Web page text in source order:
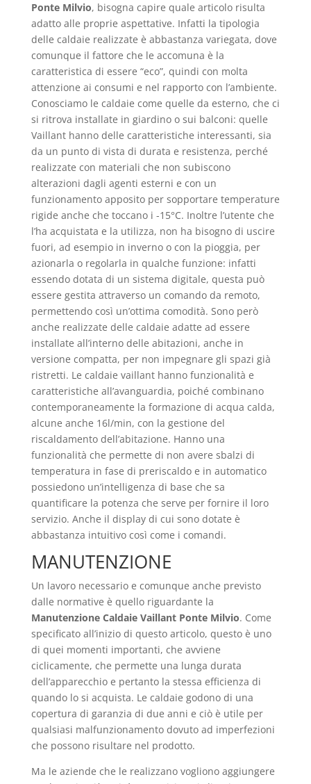
Ponte Milvio, bisogna capire quale articolo risulta
adatto alle proprie aspettative. Infatti la tipologia
delle caldaie realizzate è abbastanza variegata, dove
comunque il fattore che le accomuna è la
caratteristica di essere “eco”, quindi con molta
attenzione ai consumi e nel rapporto con l’ambiente.
Conosciamo le caldaie come quelle da esterno, che ci
si ritrova installate in giardino o sui balconi: quelle
Vaillant hanno delle caratteristiche interessanti, sia
da un punto di vista di durata e resistenza, perché
realizzate con materiali che non subiscono
alterazioni dagli agenti esterni e con un
funzionamento apposito per sopportare temperature
rigide anche che toccano i -15°C. Inoltre l’utente che
l’ha acquistata e la utilizza, non ha bisogno di uscire
fuori, ad esempio in inverno o con la pioggia, per
azionarla o regolarla in qualche funzione: infatti
essendo dotata di un sistema digitale, questa può
essere gestita attraverso un comando da remoto,
permettendo così un’ottima comodità. Sono però
anche realizzate delle caldaie adatte ad essere
installate all’interno delle abitazioni, anche in
versione compatta, per non impegnare gli spazi già
ristretti. Le caldaie vaillant hanno funzionalità e
caratteristiche all’avanguardia, poiché combinano
contemporaneamente la formazione di acqua calda,
alcune anche 16l/min, con la gestione del
riscaldamento dell’abitazione. Hanno una
funzionalità che permette di non avere sbalzi di
temperatura in fase di preriscaldo e in automatico
possiedono un’intelligenza di base che sa
quantificare la potenza che serve per fornire il loro
servizio. Anche il display di cui sono dotate è
abbastanza intuitivo così come i comandi.
MANUTENZIONE
Un lavoro necessario e comunque anche previsto
dalle normative è quello riguardante la
Manutenzione Caldaie Vaillant Ponte Milvio. Come
specificato all’inizio di questo articolo, questo è uno
di quei momenti importanti, che avviene
ciclicamente, che permette una lunga durata
dell’apparecchio e pertanto la stessa efficienza di
quando lo si acquista. Le caldaie godono di una
copertura di garanzia di due anni e ciò è utile per
qualsiasi malfunzionamento dovuto ad imperfezioni
che possono risultare nel prodotto.
Ma le aziende che le realizzano vogliono aggiungere